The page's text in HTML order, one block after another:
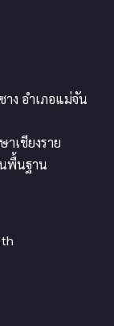
ง อำเภอแม่จัน
เชียงราย
พื้นฐาน